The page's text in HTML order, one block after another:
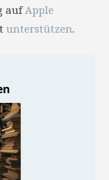
aufApple
unterstützen.